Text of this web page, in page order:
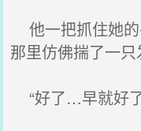
他一把抓住她的
那里仿佛揣了一只
“好了…早就好了